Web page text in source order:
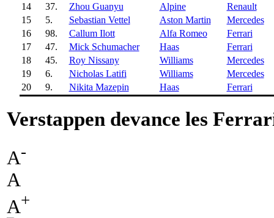
14
37. Zhou Guanyu Alpine
Renault
15
5. Sebastian Vettel Aston Martin
Mercedes
16
98. Callum Ilott Alfa Romeo
Ferrari
17
47. Mick Schumacher Haas
Ferrari
18
45. Roy Nissany Williams
Mercedes
19
6. Nicholas Latifi Williams
Mercedes
20
9. Nikita Mazepin Haas Ferrari
Verstappen devance les
A-
A
A+